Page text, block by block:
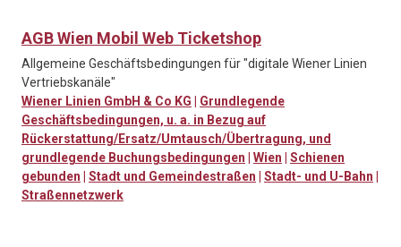
AGB Wien Mobil Web Ticketshop
Allgemeine Geschäftsbedingungen für "digitale Wiener Linien
Vertriebskanäle"
Wiener Linien GmbH & Co KG
Grundlegende
Geschäftsbedingungen, u. a. in Bezug auf
Rückerstattung/Ersatz/Umtausch/Übertragung, und
grundlegende Buchungsbedingungen
Wien
Schienen
gebunden
Stadt und Gemeindestraßen Stadt- und U-Bahn
Straßennetzwerk